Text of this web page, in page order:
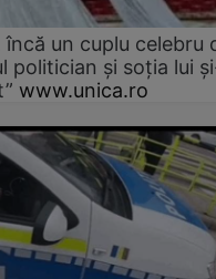
un cuplu celebru
politician și soția lui
www.unica.ro